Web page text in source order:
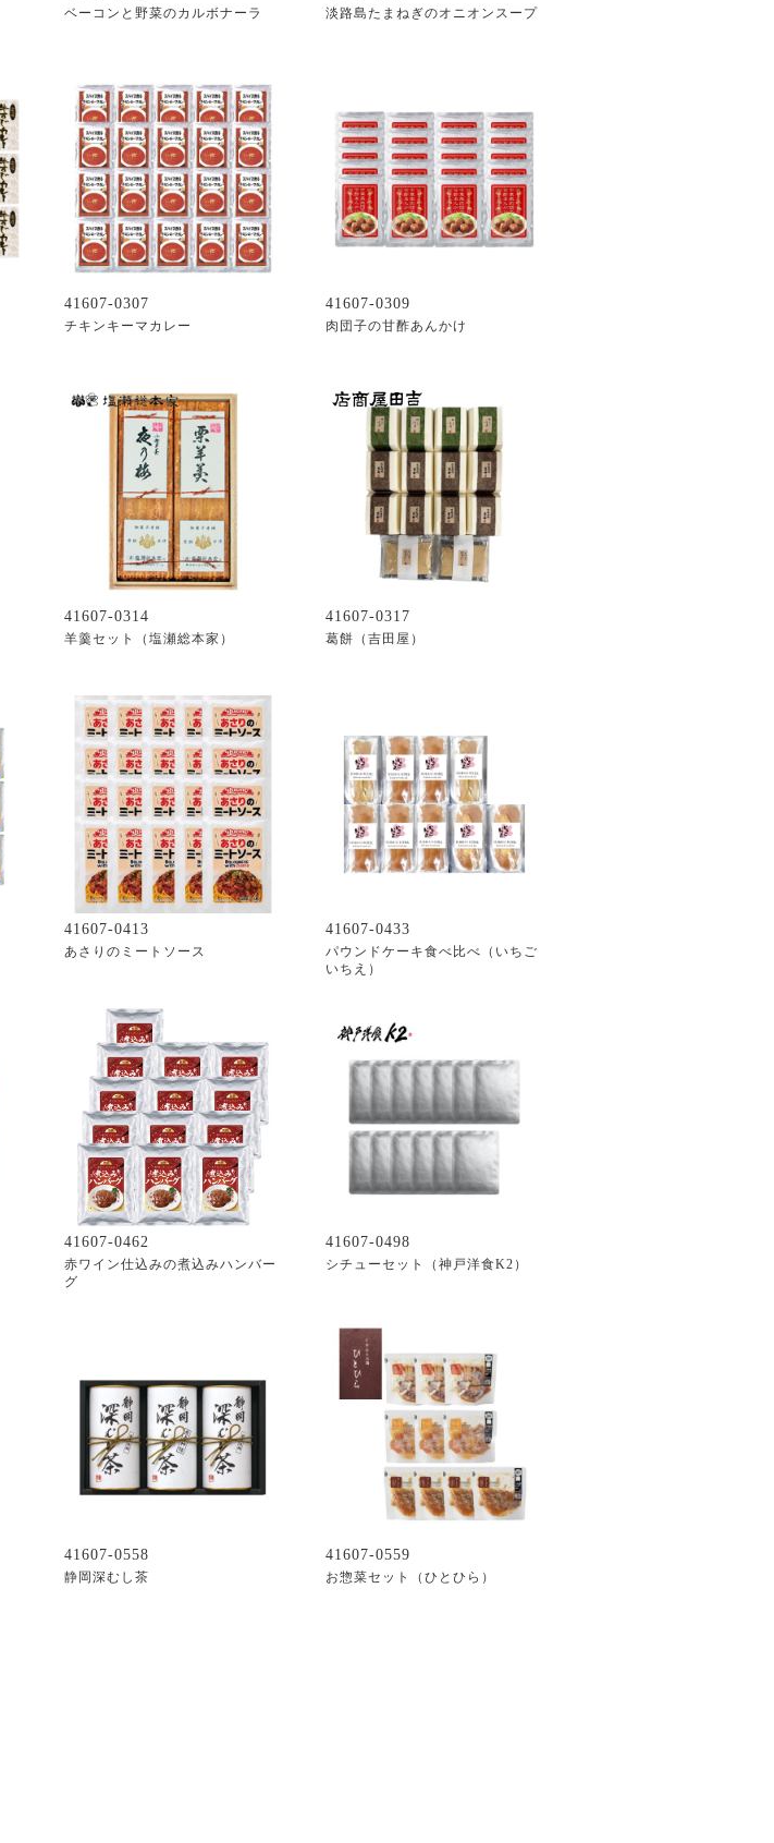
ベーコンと野菜のカルボナーラ 淡路島たまねぎのオニオンスープ
41607-0307
チキンキーマカレー
41607-0309
肉団子の甘酢あんかけ
41607-0314
羊羹セット（塩瀬総本家）
41607-0317
葛餅（吉田屋）
41607-0413
あさりのミートソース
41607-0433
パウンドケーキ食べ比べ（いちご
いちえ）
41607-0462
赤ワイン仕込みの煮込みハンバー
グ
41607-0498
シチューセット（神戸洋食K2）
41607-0558
静岡深むし茶
41607-0559
お惣菜セット（ひとひら）